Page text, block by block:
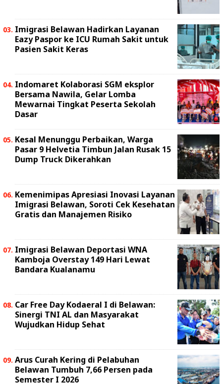
Imigrasi Belawan Hadirkan Layanan
Eazy Paspor ke ICU Rumah Sakit untuk
Pasien Sakit Keras
Indomaret Kolaborasi SGM eksplor
Bersama Nawila, Gelar Lomba
Mewarnai Tingkat Peserta Sekolah
Dasar
Kesal Menunggu Perbaikan, Warga
Pasar 9 Helvetia Timbun Jalan Rusak 15
Dump Truck Dikerahkan
Kemenimipas Apresiasi Inovasi Layanan
Imigrasi Belawan, Soroti Cek Kesehatan
Gratis dan Manajemen Risiko
Imigrasi Belawan Deportasi WNA
Kamboja Overstay 149 Hari Lewat
Bandara Kualanamu
Car Free Day Kodaeral I di Belawan:
Sinergi TNI AL dan Masyarakat
Wujudkan Hidup Sehat
Arus Curah Kering di Pelabuhan
Belawan Tumbuh 7,66 Persen pada
Semester I 2026